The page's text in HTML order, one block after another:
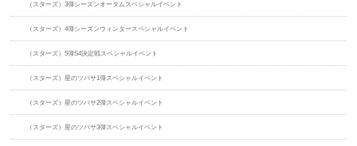
（スターズ）3弾シーズンオータムスペシャルイベント
（スターズ）4弾シーズンウィンタースペシャルイベント
（スターズ）5弾S4決定戦スペシャルイベント
（スターズ）星のツバサ1弾スペシャルイベント
（スターズ）星のツバサ2弾スペシャルイベント
（スターズ）星のツバサ3弾スペシャルイベント